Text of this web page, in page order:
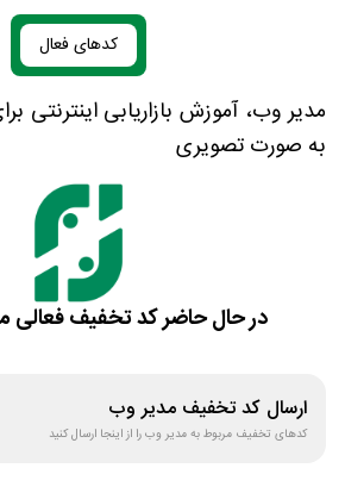
کدهای فعال
مدیر وب، آموزش بازاریابی اینترنتی
به صورت تصویری
در حال حاضر کد تخفیف
ارسال کد تخفیف مدیر وب
کدهای تخفیف مربوط بهمدیر وبرا از اینجا ارسال کنید